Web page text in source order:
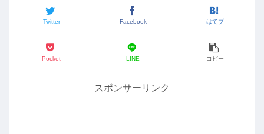
Twitter Facebook はてブ
Pocket LINE コピー
スポンサーリンク